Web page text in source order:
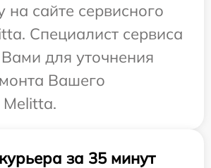
на сайте сервисного
Специалист сервиса
для уточнения
Вашего
Melitta.
за 35 минут